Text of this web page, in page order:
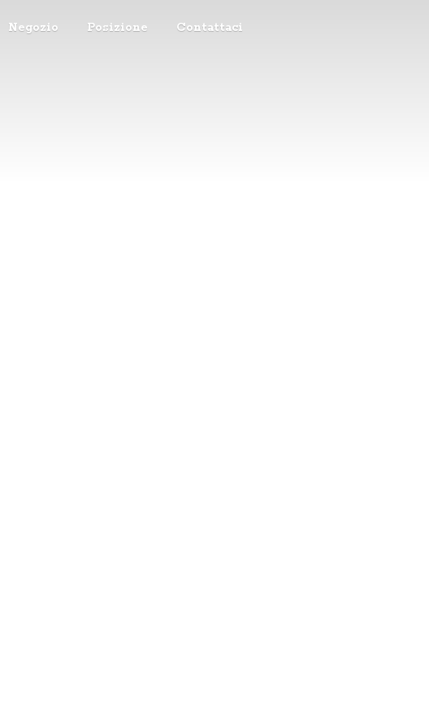
Negozio Posizione Contattaci